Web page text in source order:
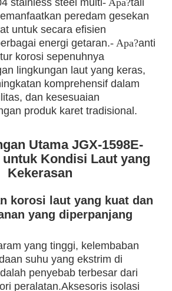
peredam gesekan
untuk secara efisien
energi getaran.- Apa?anti
korosi sepenuhnya
lingkungan laut yang keras,
komprehensif dalam
dan kesesuaian
produk karet tradisional.
Utama JGX-1598E-
untuk Kondisi Laut yang
Kekerasan
korosi laut yang kuat dan
yang diperpanjang
yang tinggi, kelembaban
suhu yang ekstrim di
penyebab terbesar dari
peralatan.Aksesoris isolasi